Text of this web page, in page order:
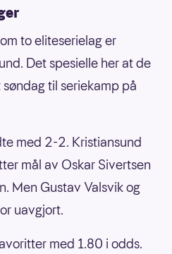
to eliteserielag er
Det spesielle her at de
til seriekamp på
med 2-2. Kristiansund
mål av Oskar Sivertsen
Men Gustav Valsvik og
uavgjort.
med 1.80 i odds.